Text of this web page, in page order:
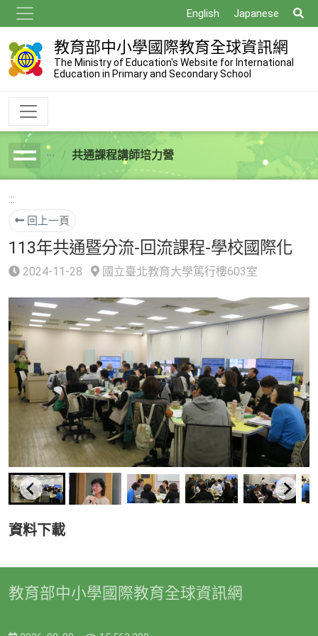
到
主
要
內
English Japanese
尋
教育部中小學國際教育全球資訊網
The Ministry of Education's Website for International
Education in Primary and Secondary School
breadcrumb共通課程講師培力營
:::
回上一頁
113年共通暨分流-回流課程-學校國際化
2024-11-28 國立臺北教育大學篤行樓603室
資料下載
教育部中小學國際教育全球資訊網